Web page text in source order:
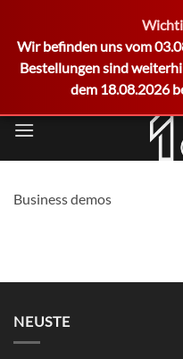
Wir befinden uns vom
Bestellungen sind
dem 18.08.2026
Inhalt
Business demos
NEUSTE